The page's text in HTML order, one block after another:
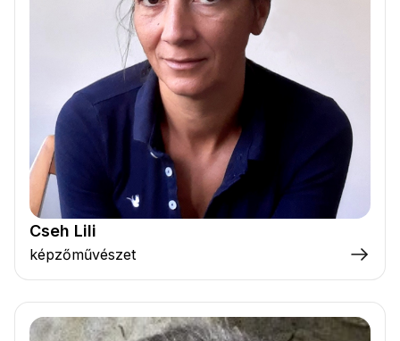
Cseh Lili
képzőművészet